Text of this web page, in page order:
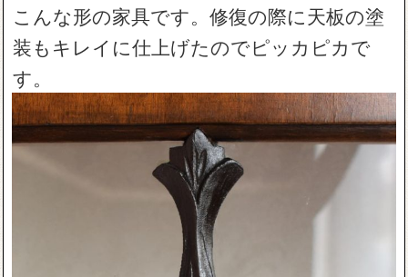
こんな形の家具です。修復の際に天板の塗
装もキレイに仕上げたのでピッカピカで
す。